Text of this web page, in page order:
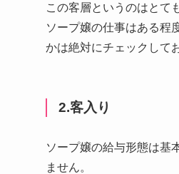
この客層というのはとて
ソープ嬢の仕事はある程
かは絶対にチェックして
2.客入り
ソープ嬢の給与形態は基
ません。